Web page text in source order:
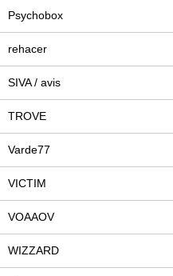
Psychobox
rehacer
SIVA / avis
TROVE
Varde77
VICTIM
VOAAOV
WIZZARD